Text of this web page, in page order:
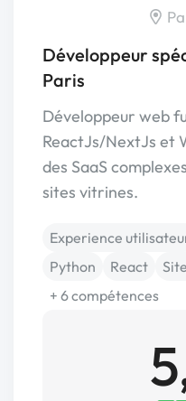
Développeur
Paris
Développeur web
ReactJs/NextJs et
des SaaS
sites vitrines.
Experience
Python
React
+ 6 compétences